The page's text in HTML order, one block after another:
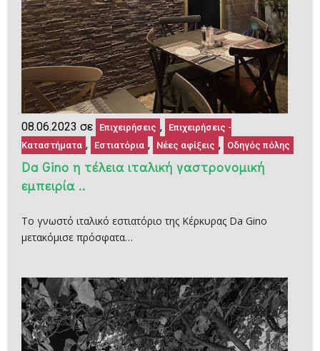
08.06.2023 σε Επιχειρήσεις ,
Επιχειρήσεις -
Καταστήματα , Εστιατόρια , Νέες αφίξεις , Οδηγός πόλης
Da Gino η τέλεια ιταλική γαστρονομική
εμπειρία ..
Το γνωστό ιταλικό εστιατόριο της Κέρκυρας Da Gino
μετακόμισε πρόσφατα…